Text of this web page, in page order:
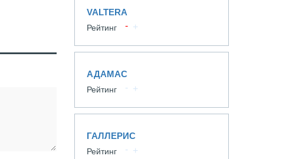
VALTERA
Рейтинг
АДАМАС
Рейтинг
ГАЛЛЕРИС
Рейтинг